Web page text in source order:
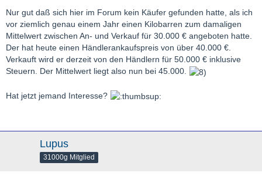
Nur gut daß sich hier im Forum kein Käufer gefunden hatte, als ich
vor ziemlich genau einem Jahr einen Kilobarren zum damaligen
Mittelwert zwischen An- und Verkauf für 30.000 € angeboten hatte.
Der hat heute einen Händlerankaufspreis von über 40.000 €.
Verkauft wird er derzeit von den Händlern für 50.000 € inklusive
Steuern. Der Mittelwert liegt also nun bei 45.000.
Hat jetzt jemand Interesse?
Lupus
31000g Mitglied